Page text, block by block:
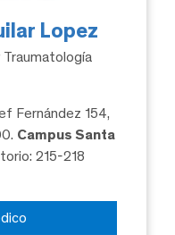
Lopez
Fernández 154,
Campus Santa
215-218